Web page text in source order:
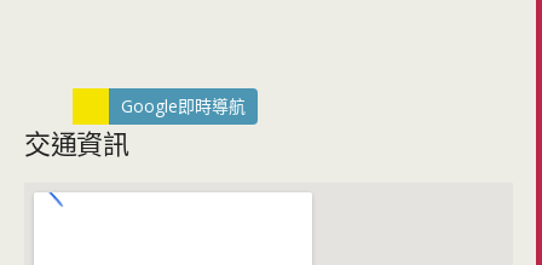
Google即時導航
交通資訊